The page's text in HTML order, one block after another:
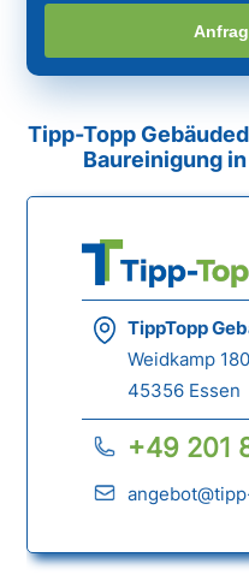
Tipp-Topp
Baureinigung
TippTopp
Weidkamp 180
45356 Essen
+49 201